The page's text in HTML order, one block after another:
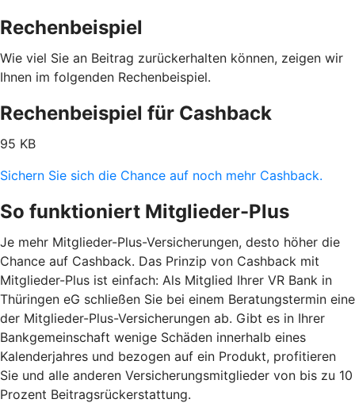
Rechenbeispiel
Wie viel Sie an Beitrag zurückerhalten können, zeigen wir
Ihnen im folgenden Rechenbeispiel.
Rechenbeispiel für Cashback
95 KB
Sichern Sie sich die Chance auf noch mehr Cashback.
So funktioniert Mitglieder-Plus
Je mehr Mitglieder-Plus-Versicherungen, desto höher die
Chance auf Cashback. Das Prinzip von Cashback mit
Mitglieder-Plus ist einfach: Als Mitglied Ihrer VR Bank in
Thüringen eG schließen Sie bei einem Beratungstermin eine
der Mitglieder-Plus-Versicherungen ab. Gibt es in Ihrer
Bankgemeinschaft wenige Schäden innerhalb eines
Kalenderjahres und bezogen auf ein Produkt, profitieren
Sie und alle anderen Versicherungsmitglieder von bis zu 10
Prozent Beitragsrückerstattung.